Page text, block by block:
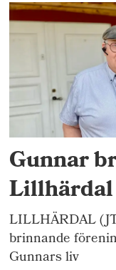
Gunnar
LILLHÄRDAL
brinnande
Gunnars liv